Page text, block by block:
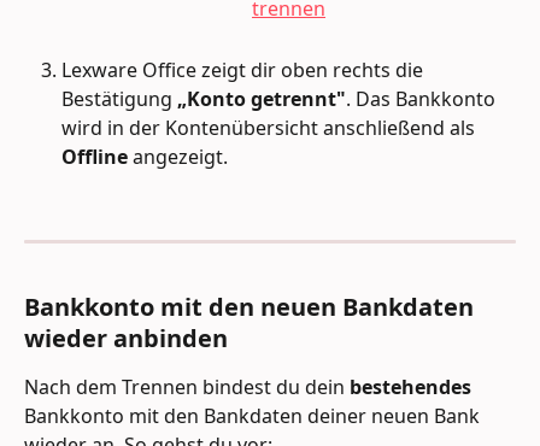
Lexware Office zeigt dir oben rechts die
Bestätigung „Konto getrennt". Das Bankkonto
wird in der Kontenübersicht anschließend als
Offline angezeigt.
Bankkonto mit den neuen Bankdaten
wieder anbinden
Nach dem Trennen bindest du dein bestehendes
Bankkonto mit den Bankdaten deiner neuen Bank